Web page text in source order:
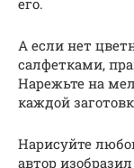
А если нет
салфетками,
Нарежьте на
каждой
Нарисуйте
автор